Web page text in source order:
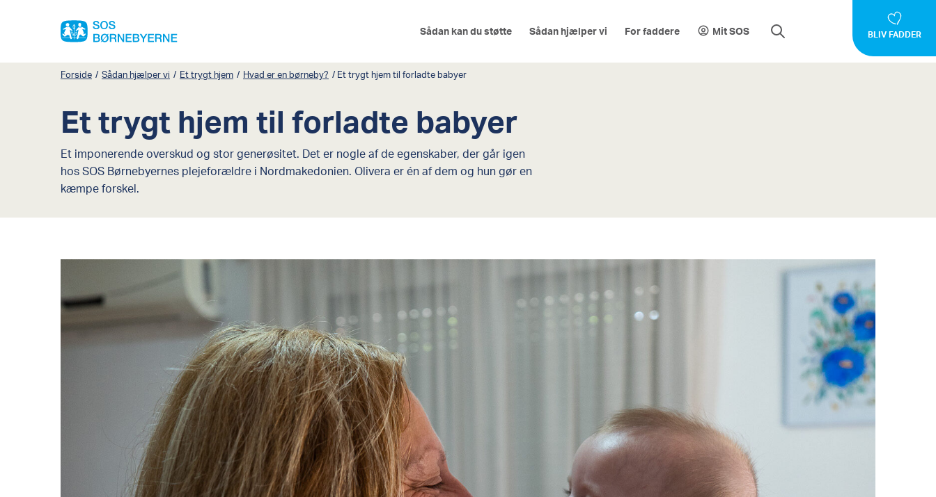
Sådan kan du støtte Sådan hjælper vi For faddere Mit SOS BLIV FADDER
Forside / Sådan hjælper vi / Et trygt hjem / Hvad er en børneby? / Et trygt hjem til forladte babyer
Et trygt hjem til forladte babyer
Et imponerende overskud og stor generøsitet. Det er nogle af de egenskaber, der går igen
hos SOS Børnebyernes plejeforældre i Nordmakedonien. Olivera er én af dem og hun gør en
kæmpe forskel.